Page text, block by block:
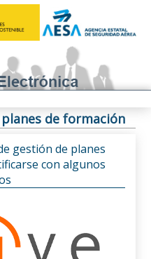
de formación
gestión de planes
con algunos